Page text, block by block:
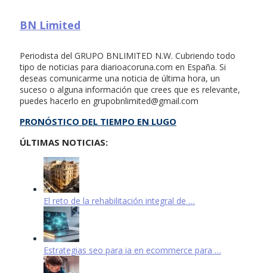
BN Limited
Periodista del GRUPO BNLIMITED N.W. Cubriendo todo
tipo de noticias para diarioacoruna.com en España. Si
deseas comunicarme una noticia de última hora, un
suceso o alguna información que crees que es relevante,
puedes hacerlo en grupobnlimited@gmail.com
PRONÓSTICO DEL TIEMPO EN LUGO
ÚLTIMAS NOTICIAS:
El reto de la rehabilitación integral de …
Estrategias seo para ia en ecommerce para …